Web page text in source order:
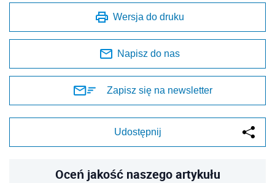
Wersja do druku
Napisz do nas
Zapisz się na newsletter
Udostępnij
Oceń jakość naszego artykułu